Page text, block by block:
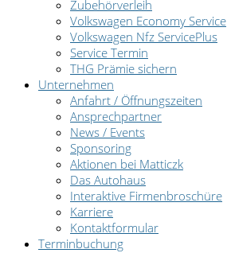
Zubehörverleih
Volkswagen Economy Service
Volkswagen Nfz ServicePlus
Service Termin
THG Prämie sichern
Unternehmen
Anfahrt / Öffnungszeiten
Ansprechpartner
News / Events
Sponsoring
Aktionen bei Matticzk
Das Autohaus
Interaktive Firmenbroschüre
Karriere
Kontaktformular
Terminbuchung